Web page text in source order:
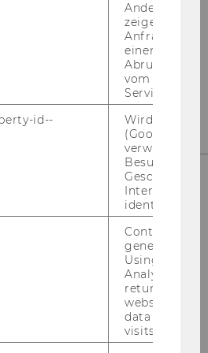
Sie hier um sich für
Andere
zeigen Opt-
Anfrage im
einen Fehler
Abrufen
vom AMP
Service an.
id--
Wird von
(Google Tag
verwendet,
Besucher
Geschlecht
Interessen zu
identifizieren.
Contains a
generated
Using this
Analytics can
returning
website and
data from
visits.